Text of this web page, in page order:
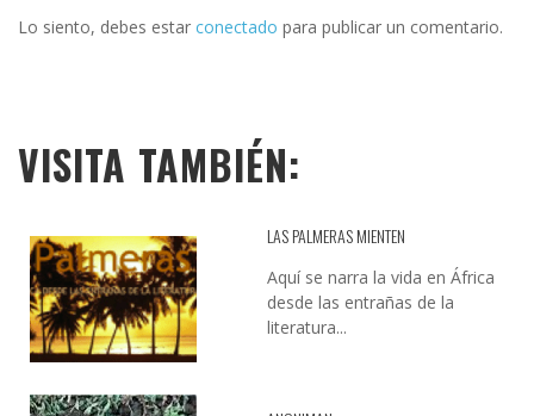
Lo siento, debes estar conectado para publicar un comentario.
VISITA TAMBIÉN:
LAS PALMERAS MIENTEN
Aquí se narra la vida en África
desde las entrañas de la
literatura...